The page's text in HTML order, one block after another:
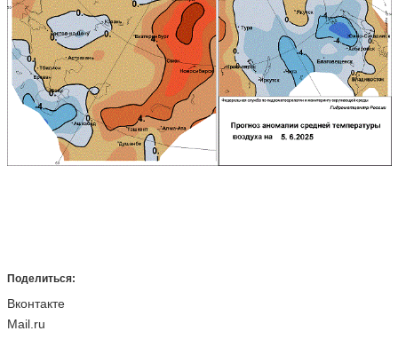
Поделиться:
Вконтакте
Mail.ru